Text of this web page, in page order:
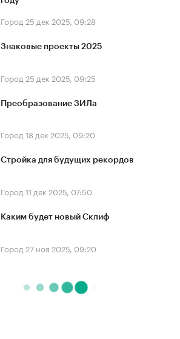
Город 25 дек 2025, 09:28
Знаковые проекты 2025
Город 25 дек 2025, 09:25
Преобразование ЗИЛа
Город 18 дек 2025, 09:20
Стройка для будущих рекордов
Город 11 дек 2025, 07:50
Каким будет новый Склиф
Город 27 ноя 2025, 09:20